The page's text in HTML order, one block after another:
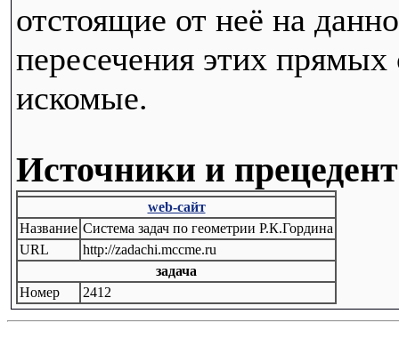
отстоящие от неё на
пересечения этих
искомые.
Источники и
web-сайт
Название Система задач по геометрии Р.К.Гордина
URL
http://zadachi.mccme.ru
задача
Номер
2412